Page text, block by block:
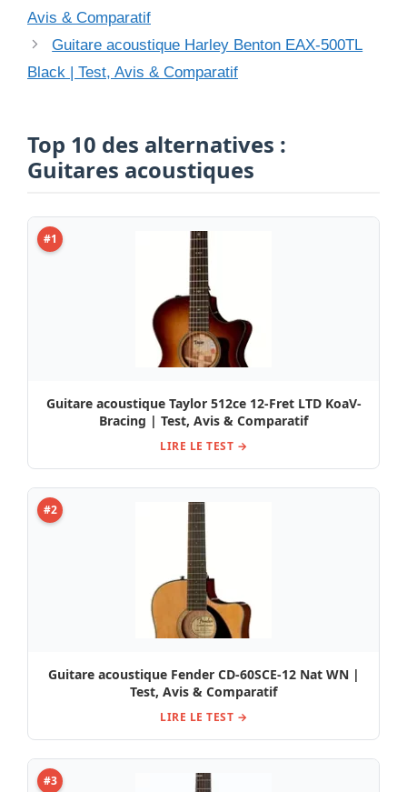
Avis & Comparatif
Guitare acoustique Harley Benton EAX-500TL
Black | Test, Avis & Comparatif
Top 10 des alternatives :
Guitares acoustiques
#1
Guitare acoustique Taylor 512ce 12-Fret LTD KoaV-
Bracing | Test, Avis & Comparatif
LIRE LE TEST →
#2
Guitare acoustique Fender CD-60SCE-12 Nat WN |
Test, Avis & Comparatif
LIRE LE TEST →
#3